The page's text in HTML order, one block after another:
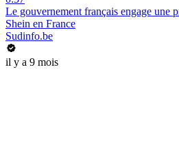
Le gouvernement français engage une
Shein en France
Sudinfo.be
il y a 9 mois